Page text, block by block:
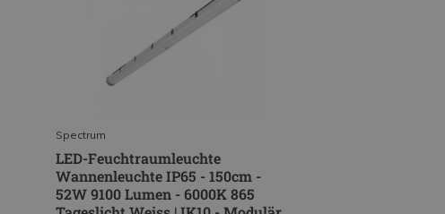
Spectrum
LED-Feuchtraumleuchte
Wannenleuchte IP65 - 150cm -
52W 9100 Lumen - 6000K 865